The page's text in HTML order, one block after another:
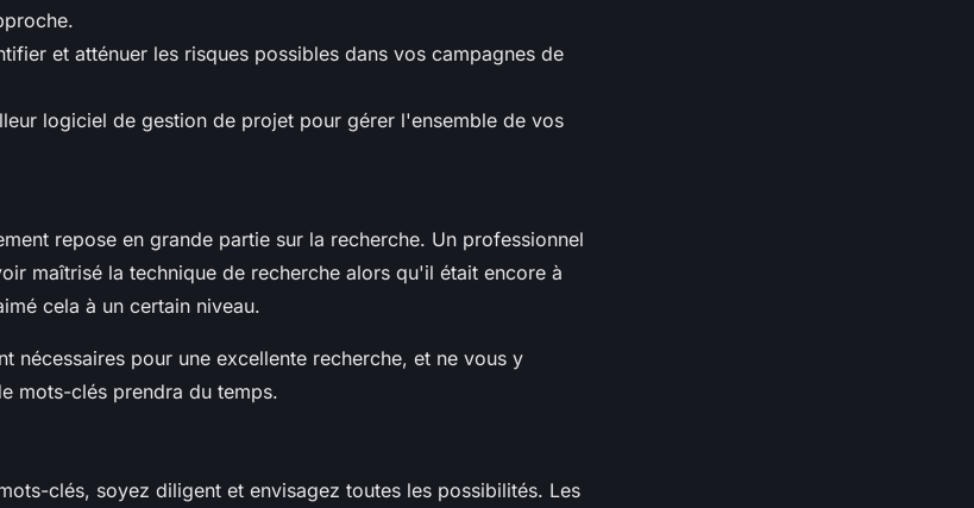
et atténuer les risques possibles dans vos campagnes de
logiciel de gestion de projet pour gérer l'ensemble de vos
repose en grande partie sur la recherche. Un professionnel
maîtrisé la technique de recherche alors qu'il était encore à
cela à un certain niveau.
nécessaires pour une excellente recherche, et ne vous y
mots-clés prendra du temps.
clés, soyez diligent et envisagez toutes les possibilités. Les